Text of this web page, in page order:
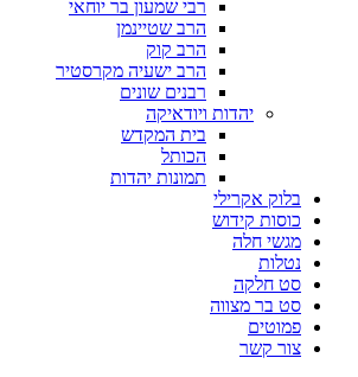
רבי שמעון בר יוחאי
הרב שטיינמן
הרב קוק
הרב ישעיה מקרסטיר
רבנים שונים
יהדות ויודאיקה
בית המקדש
הכותל
תמונות יהדות
בלוק אקרילי
כוסות קידוש
מגשי חלה
נטלות
סט חלקה
סט בר מצווה
פמוטים
צור קשר